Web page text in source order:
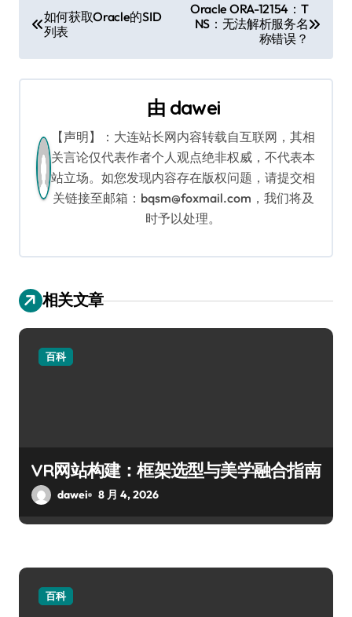
章
导
如何获取Oracle的SID
列表
Oracle ORA-12154：T
NS：无法解析服务名
称错误？
由 dawei
【声明】：大连站长网内容转载自互联网，其相
关言论仅代表作者个人观点绝非权威，不代表本
站立场。如您发现内容存在版权问题，请提交相
关链接至邮箱：bqsm@foxmail.com，我们将及
时予以处理。
相关文章
百科
VR网站构建：框架选型与美学融合指南
dawei 8 月 4, 2026
百科